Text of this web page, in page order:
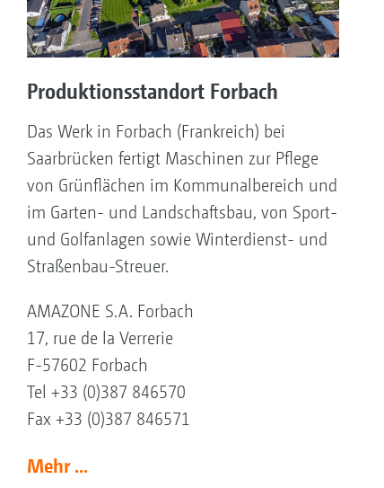
Produktionsstandort Forbach
Das Werk in Forbach (Frankreich) bei
Saarbrücken fertigt Maschinen zur Pflege
von Grünflächen im Kommunalbereich und
im Garten- und Landschaftsbau, von Sport-
und Golfanlagen sowie Winterdienst- und
Straßenbau-Streuer.
AMAZONE S.A. Forbach
17, rue de la Verrerie
F-57602 Forbach
Tel +33 (0)387 846570
Fax +33 (0)387 846571
Mehr ...